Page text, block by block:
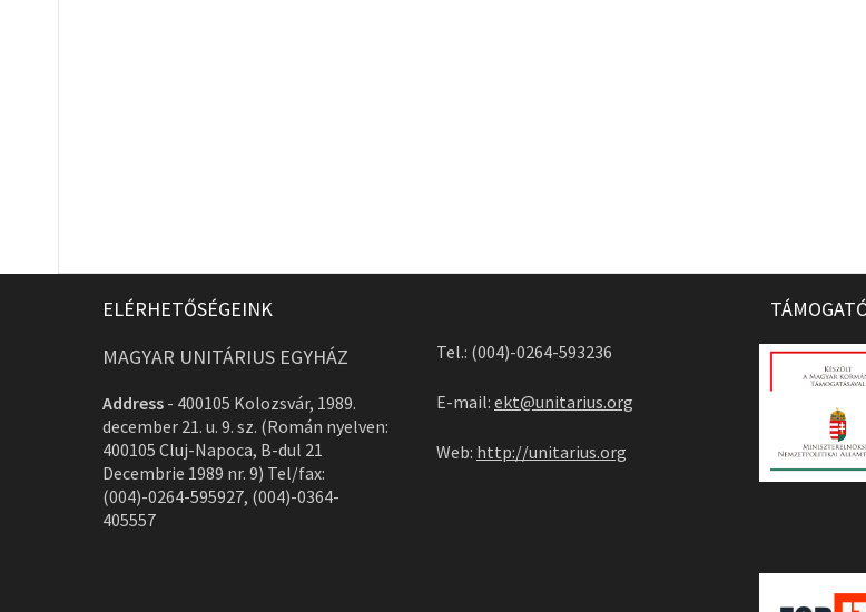
ELÉRHETŐSÉGEINK
MAGYAR UNITÁRIUS EGYHÁZ
Address - 400105 Kolozsvár, 1989.
december 21. u. 9. sz. (Román nyelven:
400105 Cluj-Napoca, B-dul 21
Decembrie 1989 nr. 9) Tel/fax:
(004)-0264-595927, (004)-0364-
405557
Tel.: (004)-0264-593236
E-mail: ekt@unitarius.org
Web: http://unitarius.org